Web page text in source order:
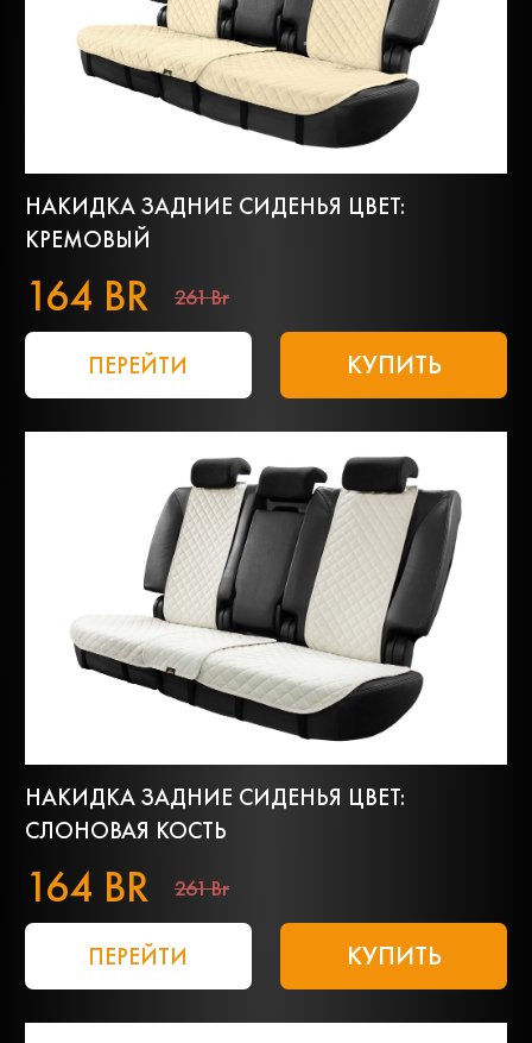
НАКИДКА ЗАДНИЕ СИДЕНЬЯ ЦВЕТ:
КРЕМОВЫЙ
164 BR 261 Br
ПЕРЕЙТИ КУПИТЬ
НАКИДКА ЗАДНИЕ СИДЕНЬЯ ЦВЕТ:
СЛОНОВАЯ КОСТЬ
164 BR 261 Br
ПЕРЕЙТИ КУПИТЬ